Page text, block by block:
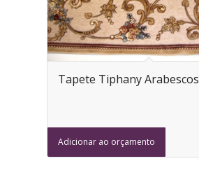
Tapete Tiphany Arabescos
Adicionar ao orçamento